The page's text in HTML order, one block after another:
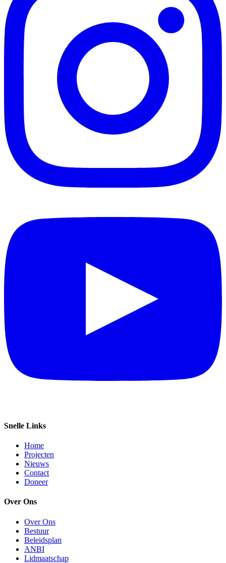
Snelle Links
Home
Projecten
Nieuws
Contact
Doneer
Over Ons
Over Ons
Bestuur
Beleidsplan
ANBI
Lidmaatschap